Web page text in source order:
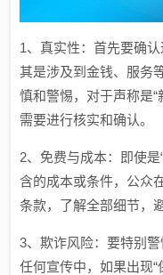
1、真实性：首先要确
其是涉及到金钱、服务
慎和警惕，对于声称是
需要进行核实和确认。
2、免费与成本：即使
含的成本或条件，公众
条款，了解全部细节，
3、欺诈风险：要特别
任何宣传中，如果出现“